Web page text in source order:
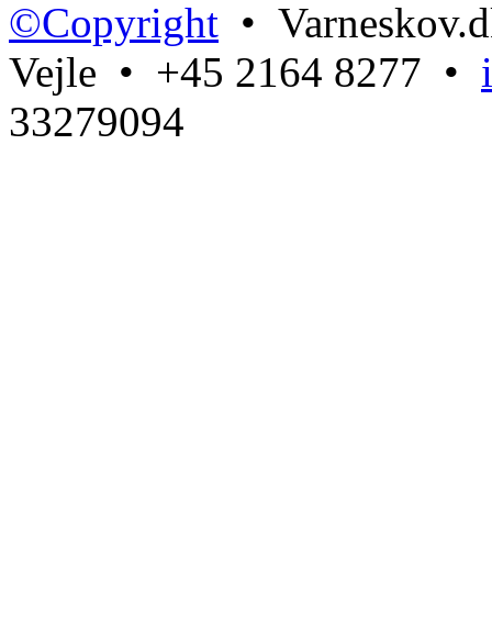
©Copyright •
Vejle • +45 2164 8277 •
33279094